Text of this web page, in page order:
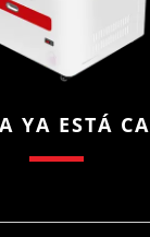
YA ESTÁ